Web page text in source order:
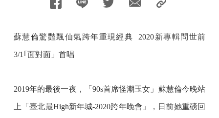
蘇慧倫驚豔飄仙氣跨年重現經典 2020新專輯問世前
3/1｢面對面」首唱
2019年的最後一夜，「90s首席怪潮玉女」蘇慧倫今晚站
上「臺北最High新年城-2020跨年晚會」，日前她重磅回